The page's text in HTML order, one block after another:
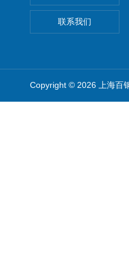
联系我们
Copyright © 2026 上海百